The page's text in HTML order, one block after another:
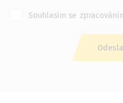
Souhlasím se